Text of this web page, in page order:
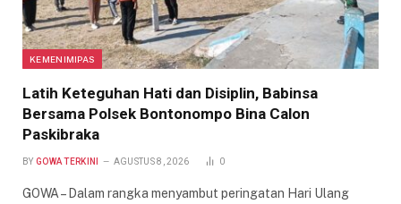
KEMENIMIPAS
Latih Keteguhan Hati dan Disiplin, Babinsa
Bersama Polsek Bontonompo Bina Calon
Paskibraka
BY GOWA TERKINI AGUSTUS 8, 2026 0
GOWA – Dalam rangka menyambut peringatan Hari Ulang